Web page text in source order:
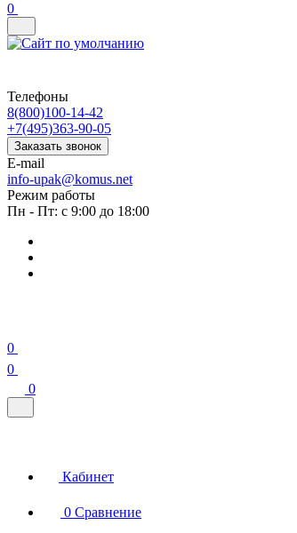
0
Телефоны
8(800)100-14-42
+7(495)363-90-05
Заказать звонок
E-mail
info-upak@komus.net
Режим работы
Пн - Пт: с 9:00 до 18:00
0
0
0
Кабинет
0 Сравнение